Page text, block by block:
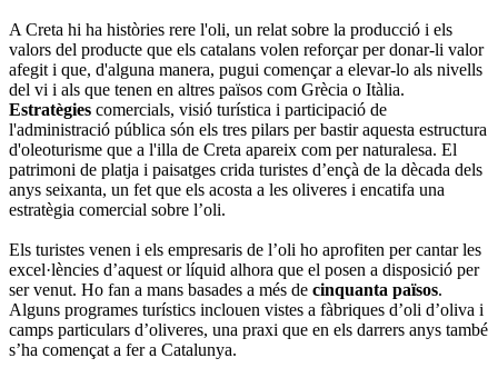
A Creta hi ha històries rere l'oli, un relat sobre la producció i els
valors del producte que els catalans volen reforçar per donar-li valor
afegit i que, d'alguna manera, pugui començar a elevar-lo als nivells
del vi i als que tenen en altres països com Grècia o Itàlia.
Estratègies comercials, visió turística i participació de
l'administració pública són els tres pilars per bastir aquesta estructura
d'oleoturisme que a l'illa de Creta apareix com per naturalesa. El
patrimoni de platja i paisatges crida turistes d’ençà de la dècada dels
anys seixanta, un fet que els acosta a les oliveres i encatifa una
estratègia comercial sobre l’oli.
Els turistes venen i els empresaris de l’oli ho aprofiten per cantar les
excel·lències d’aquest or líquid alhora que el posen a disposició per
ser venut. Ho fan a mans basades a més de cinquanta països.
Alguns programes turístics inclouen vistes a fàbriques d’oli d’oliva i
camps particulars d’oliveres, una praxi que en els darrers anys també
s’ha començat a fer a Catalunya.